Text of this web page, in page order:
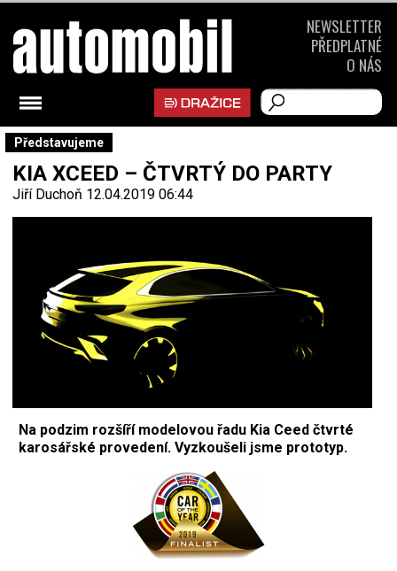
Představujeme
KIA XCEED – ČTVRTÝ DO PARTY
Jiří Duchoň 12.04.2019 06:44
Na podzim rozšíří modelovou řadu Kia Ceed čtvrté
karosářské provedení. Vyzkoušeli jsme prototyp.
NEWSLETTER
PŘEDPLATNÉ
O NÁS